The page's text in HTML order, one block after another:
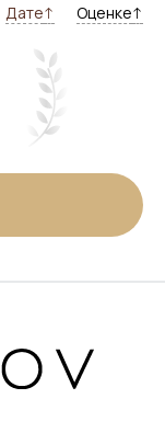
Дате↑ Оценке↑